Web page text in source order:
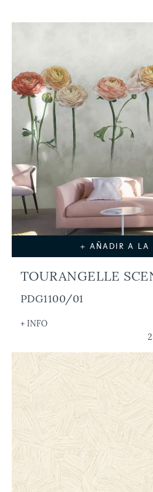
+ AÑADIR A LA
TOURANGELLE
PDG1100/01
+ INFO